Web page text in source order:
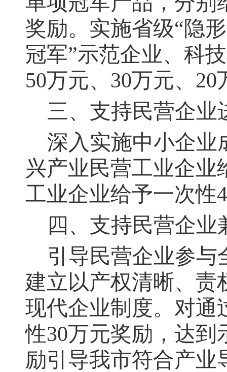
奖励。实施省级“隐
冠军”示范企业、科
50万元、30万元、20
三、支持民营企业
深入实施中小企业
兴产业民营工业企业
工业企业给予一次性
四、支持民营企业
引导民营企业参与
建立以产权清晰、责
现代企业制度。对通
性30万元奖励，达到
励引导我市符合产业